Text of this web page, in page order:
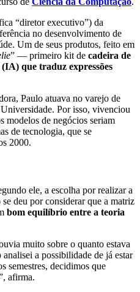
“diretor executivo”) da
no desenvolvimento de
Um de seus produtos, feito em
” — primeiro kit de cadeira de
que traduz expressões
Paulo atuava no varejo de
Por isso, vivenciou
modelos de negócios seriam
de tecnologia, que se
2000.
ele, a escolha por realizar a
deu por considerar que a matriz
bom equilíbrio entre a teoria
muito sobre o quanto estava
a possibilidade de já estar
semestres, decidimos que
afirma.